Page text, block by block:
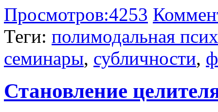
Просмотров:4253
Теги: полимодальная
семинары, субличности,
Становление